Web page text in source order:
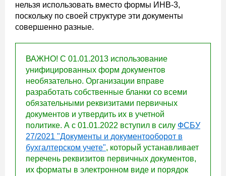
нельзя использовать вместо формы ИНВ-3,
поскольку по своей структуре эти документы
совершенно разные.
ВАЖНО! С 01.01.2013 использование
унифицированных форм документов
необязательно. Организации вправе
разработать собственные бланки со всеми
обязательными реквизитами первичных
документов и утвердить их в учетной
политике. А с 01.01.2022 вступил в силу ФСБУ
27/2021 "Документы и документооборот в
бухгалтерском учете", который устанавливает
перечень реквизитов первичных документов,
их форматы в электронном виде и порядок